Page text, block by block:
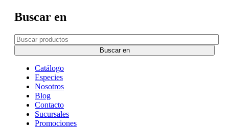
Buscar en
Catálogo
Especies
Nosotros
Blog
Contacto
Sucursales
Promociones